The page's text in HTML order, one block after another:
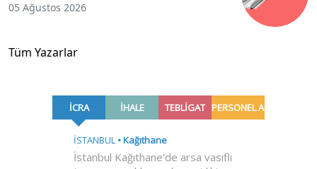
05 Ağustos 2026
Tüm Yazarlar